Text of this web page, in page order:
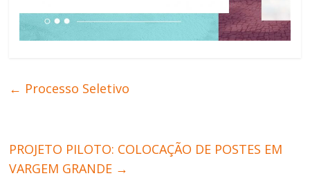
← Processo Seletivo
PROJETO PILOTO: COLOCAÇÃO DE POSTES EM
VARGEM GRANDE →